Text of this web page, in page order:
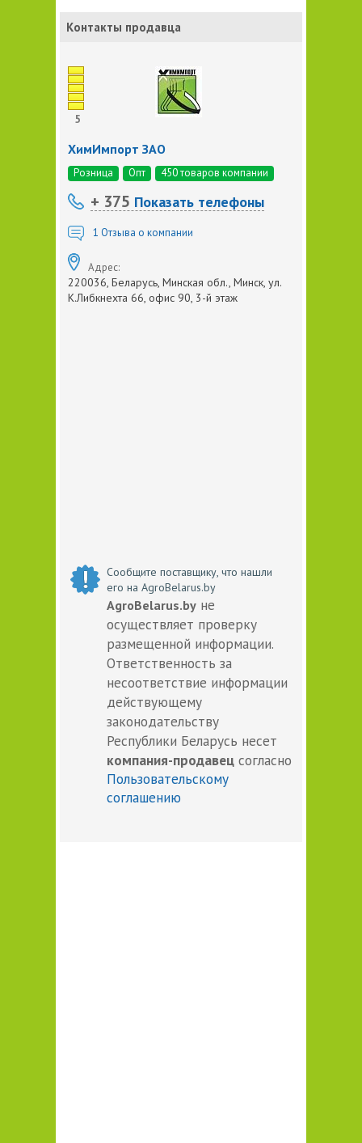
Контакты продавца
5
ХимИмпорт ЗАО
Розница Опт 450 товаров компании
+ 375 Показать телефоны
1 Отзыва о компании
Адрес:
220036, Беларусь, Минская обл., Минск, ул.
К.Либкнехта 66, офис 90, 3-й этаж
Сообщите поставщику, что нашли
его на AgroBelarus.by
AgroBelarus.by не
осуществляет проверку
размещенной информации.
Ответственность за
несоответствие информации
действующему
законодательству
Республики Беларусь несет
компания-продавец согласно
Пользовательскому
соглашению